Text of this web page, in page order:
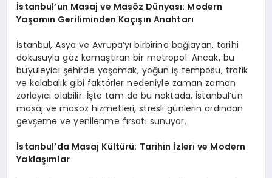
İstanbul’un Masaj ve Masöz Dünyası: Modern
Yaşamın Geriliminden Kaçışın Anahtarı
İstanbul, Asya ve Avrupa’yı birbirine bağlayan, tarihi
dokusuyla göz kamaştıran bir metropol. Ancak, bu
büyüleyici şehirde yaşamak, yoğun iş temposu, trafik
ve kalabalık gibi faktörler nedeniyle zaman zaman
zorlayıcı olabilir. İşte tam da bu noktada, İstanbul’un
masaj ve masöz hizmetleri, stresli günlerin ardından
gevşeme ve yenilenme fırsatı sunuyor.
İstanbul’da Masaj Kültürü: Tarihin İzleri ve Modern
Yaklaşımlar